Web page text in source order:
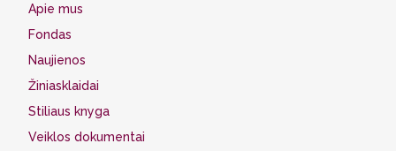
Apie mus
Fondas
Naujienos
Žiniasklaidai
Stiliaus knyga
Veiklos dokumentai